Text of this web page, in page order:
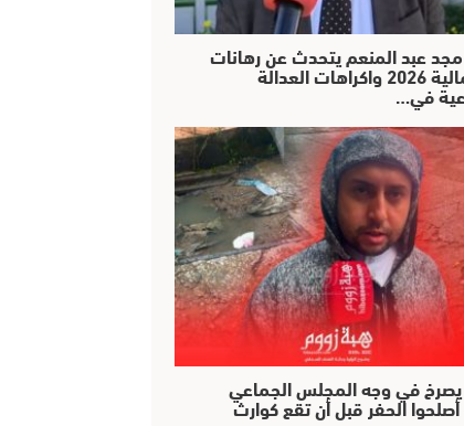
مجد عبد المنعم يتحدث عن رهانات
قانون مالية 2026 واكراهات العدالة
في…
في وجه المجلس الجماعي
الحفر قبل أن تقع كوارث